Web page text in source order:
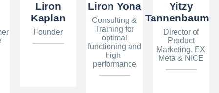
Yitzy
Tannenbaum
Director of
Product
Marketing, EX
Meta & NICE
Liron Yona
Consulting &
Training for
optimal
functioning and
high-
performance
Liron
Kaplan
Founder